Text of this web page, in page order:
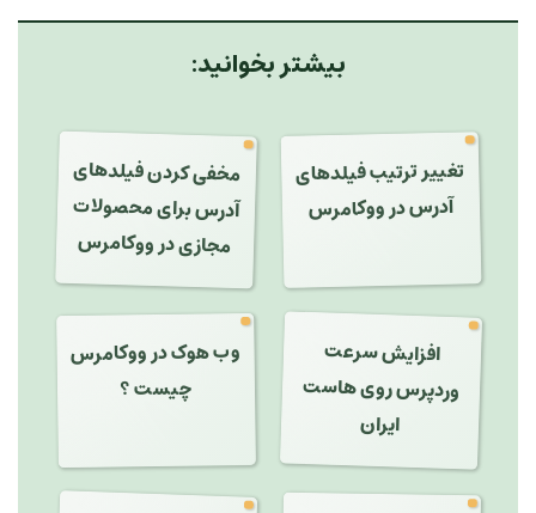
بیشتر بخوانید:
تغییر ترتیب فیلدهای
آدرس در ووکامرس
مخفی کردن فیلدهای
آدرس برای محصولات
مجازی در ووکامرس
افزایش سرعت
وردپرس روی هاست
ایران
وب هوک در ووکامرس
چیست ؟